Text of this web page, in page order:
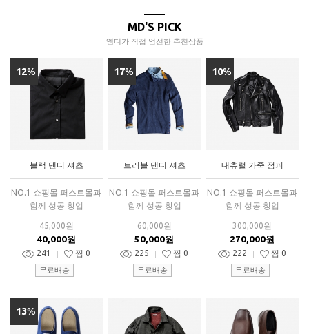
MD'S PICK
엠디가 직접 엄선한 추천상품
12%
블랙 댄디 셔츠
NO.1 쇼핑몰 퍼스트몰과
함께 성공 창업
45,000원
40,000원
241 찜0
무료배송
17%
트러블 댄디 셔츠
NO.1 쇼핑몰 퍼스트몰과
함께 성공 창업
60,000원
50,000원
225 찜0
무료배송
10%
내츄럴 가죽 점퍼
NO.1 쇼핑몰 퍼스트몰과
함께 성공 창업
300,000원
270,000원
222 찜0
무료배송
13%